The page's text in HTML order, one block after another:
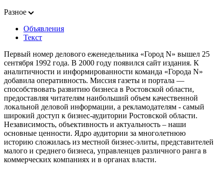
Разное
Объявления
Текст
Первый номер делового еженедельника «Город N» вышел 25
сентября 1992 года. В 2000 году появился сайт издания. К
аналитичности и информированности команда «Города N»
добавила оперативность. Миссия газеты и портала —
способствовать развитию бизнеса в Ростовской области,
предоставляя читателям наибольший объем качественной
локальной деловой информации, а рекламодателям - самый
широкий доступ к бизнес-аудитории Ростовской области.
Независимость, объективность и актуальность – наши
основные ценности. Ядро аудитории за многолетнюю
историю сложилась из местной бизнес-элиты, представителей
малого и среднего бизнеса, управленцев различного ранга в
коммерческих компаниях и в органах власти.